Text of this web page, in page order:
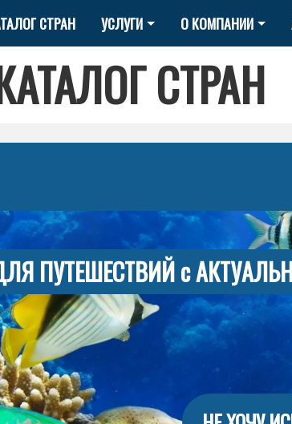
СТРАН УСЛУГИ О КОМПАНИИ
СТРАН
ПУТЕШЕСТВИЙ с